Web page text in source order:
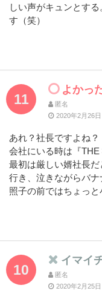
しい声がキュンとす
す（笑）
11
よかっ
匿名
2020年2月26
あれ？社長ですよね？
会社にいる時は『THE
最初は厳しい婿社長
行き、泣きながらバ
照子の前ではちょっ
10
イマイ
匿名
2020年2月25